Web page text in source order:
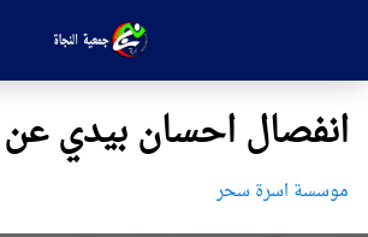
انفصال احسان بيدي
موسسة اسرة سحر